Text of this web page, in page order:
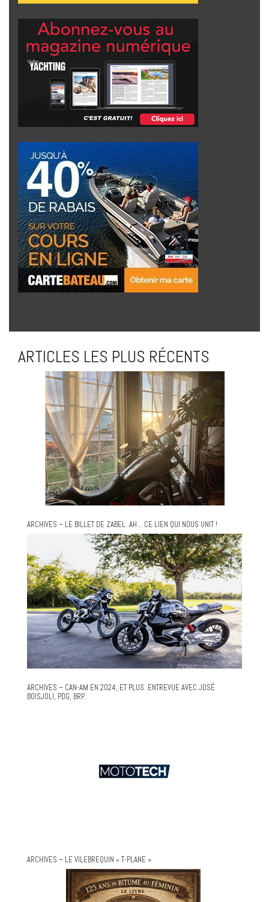
ARTICLES LES PLUS RÉCENTS
ARCHIVES – LE BILLET DE ZABEL. AH… CE LIEN QUI NOUS UNIT !
ARCHIVES – CAN-AM EN 2024, ET PLUS. ENTREVUE AVEC JOSÉ
BOISJOLI, PDG, BRP.
ARCHIVES – LE VILEBREQUIN « T-PLANE »